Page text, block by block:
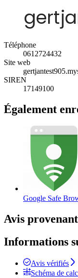
Téléphone
0612724432
Site web
SIREN
17149100
Également
Google Safe
Avis
Informations
Avis vérifiés
Schéma de